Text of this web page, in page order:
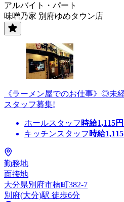
アルバイト・パート
味噌乃家 別府ゆめタウン店
《ラーメン屋でのお仕事》◎未
スタッフ募集!
ホールスタッフ 時給1,115
キッチンスタッフ 時給1,115
勤務地
面接地
大分県別府市楠町382-7
別府(大分)駅 徒歩6分